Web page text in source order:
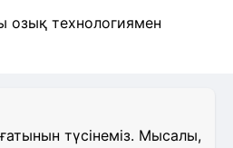
озық технологиямен
түсінеміз. Мысалы,